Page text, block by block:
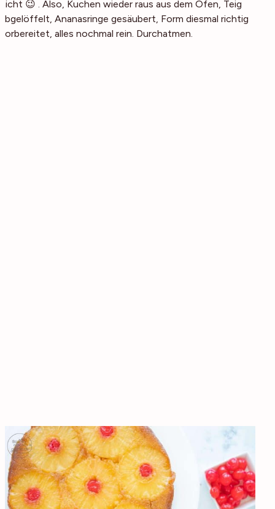
nicht 😉 . Also, Kuchen wieder raus aus dem Ofen, Teig
abgelöffelt, Ananasringe gesäubert, Form diesmal richtig
vorbereitet, alles nochmal rein. Durchatmen.